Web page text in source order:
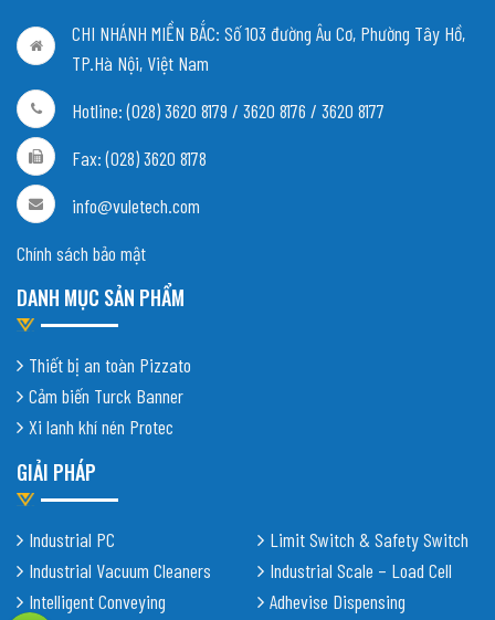
CHI NHÁNH MIỀN BẮC: Số 103 đường Âu Cơ, Phường Tây Hồ,
TP.Hà Nội, Việt Nam
Hotline: (028) 3620 8179 / 3620 8176 / 3620 8177
Fax: (028) 3620 8178
info@vuletech.com
Chính sách bảo mật
DANH MỤC SẢN PHẨM
Thiết bị an toàn Pizzato
Cảm biến Turck Banner
Xi lanh khí nén Protec
GIẢI PHÁP
Industrial PC
Industrial Vacuum Cleaners
Intelligent Conveying
Limit Switch & Safety Switch
Industrial Scale – Load Cell
Adhevise Dispensing